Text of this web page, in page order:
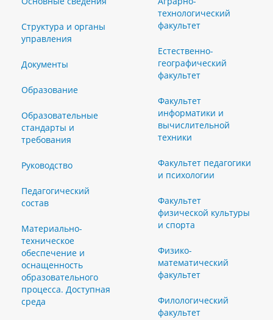
Структура и органы
управления
Документы
Образование
Образовательные
стандарты и
требования
Руководство
Педагогический
состав
Материально-
техническое
обеспечение и
оснащенность
образовательного
процесса. Доступная
среда
технологический
факультет
Естественно-
географический
факультет
Факультет
информатики и
вычислительной
техники
Факультет педагогики
и психологии
Факультет
физической культуры
и спорта
Физико-
математический
факультет
Филологический
факультет